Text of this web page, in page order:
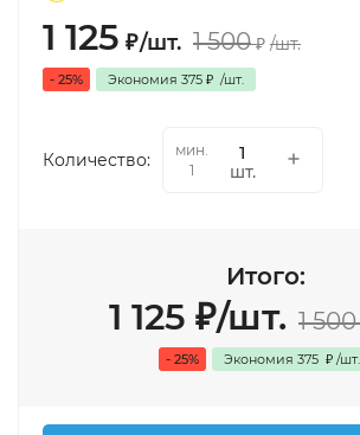
1 125 ₽/шт. 1 500 ₽ /шт.
- 25% Экономия 375 ₽ /шт.
Количество:
мин.
1
шт.
Итого:
1 125 ₽/шт. 1 500
- 25% Экономия 375 ₽ /шт.